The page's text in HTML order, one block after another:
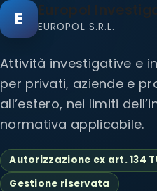
E Europol
EUROPOL S.R.L.
Attività investigative e
per privati, aziende e
all’estero, nei limiti
normativa applicabile.
Autorizzazione ex art. 134
Gestione riservata